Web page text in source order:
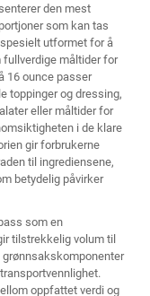
den mest
som kan tas
utformet for å
fullverdige måltider for
16 ounce passer
toppinger og dressing,
eller måltider for
i de klare
gir forbrukerne
til ingrediensene,
betydelig påvirker
som en
tilstrekkelig volum til
grønnsakskomponenter
oppfattet verdi og